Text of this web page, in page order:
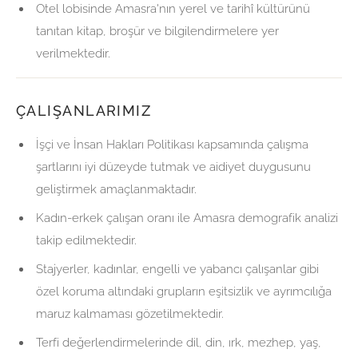
Otel lobisinde Amasra'nın yerel ve tarihî kültürünü
tanıtan kitap, broşür ve bilgilendirmelere yer
verilmektedir.
ÇALIŞANLARIMIZ
İşçi ve İnsan Hakları Politikası kapsamında çalışma
şartlarını iyi düzeyde tutmak ve aidiyet duygusunu
geliştirmek amaçlanmaktadır.
Kadın-erkek çalışan oranı ile Amasra demografik analizi
takip edilmektedir.
Stajyerler, kadınlar, engelli ve yabancı çalışanlar gibi
özel koruma altındaki grupların eşitsizlik ve ayrımcılığa
maruz kalmaması gözetilmektedir.
Terfi değerlendirmelerinde dil, din, ırk, mezhep, yaş,